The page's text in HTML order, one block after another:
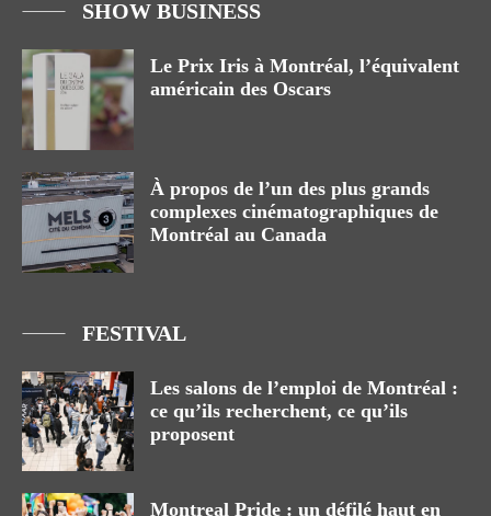
SHOW BUSINESS
Le Prix Iris à Montréal, l’équivalent
américain des Oscars
À propos de l’un des plus grands
complexes cinématographiques de
Montréal au Canada
FESTIVAL
Les salons de l’emploi de Montréal :
ce qu’ils recherchent, ce qu’ils
proposent
Montreal Pride : un défilé haut en